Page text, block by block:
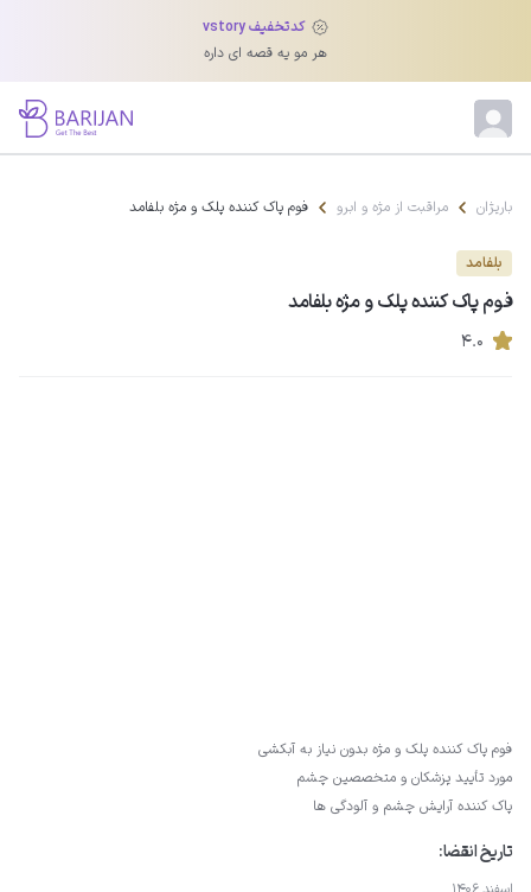
کدتخفیف vstory
هر مو یه قصه ای داره
باریژان مراقبت از مژه و ابرو فوم پاک کننده پلک و مژه بلفامد
بلفامد
فوم پاک کننده پلک و مژه بلفامد
۴.۰
فوم پاک کننده پلک و مژه بدون نیاز به آبکشی
مورد تأیید پزشکان و متخصصین چشم
پاک کننده آرایش چشم و آلودگی ها
تاریخ انقضا: